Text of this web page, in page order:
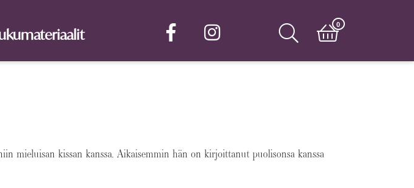
0
mieluisan kissan kanssa. Aikaisemmin hän on kirjoittanut puolisonsa kanssa